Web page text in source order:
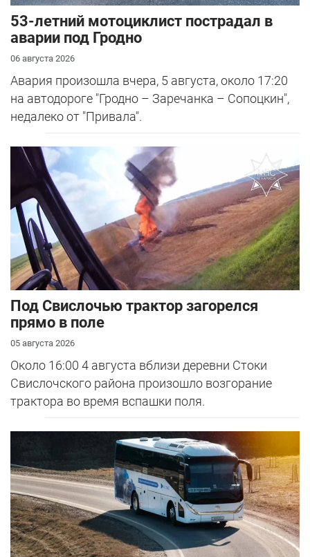
53-летний мотоциклист пострадал в
аварии под Гродно
06 августа 2026
Авария произошла вчера, 5 августа, около 17:20
на автодороге "Гродно – Заречанка – Сопоцкин",
недалеко от "Привала".
Под Свислочью трактор загорелся
прямо в поле
05 августа 2026
Около 16:00 4 августа вблизи деревни Стоки
Свислочского района произошло возгорание
трактора во время вспашки поля.